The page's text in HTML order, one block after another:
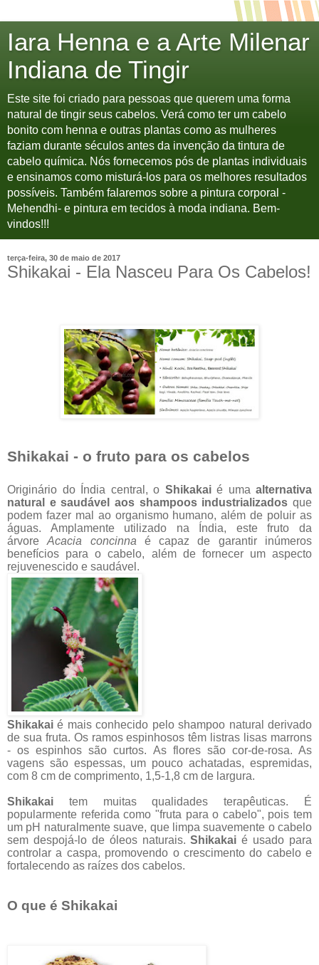
Iara Henna e a Arte Milenar
Indiana de Tingir
Este site foi criado para pessoas que querem uma forma
natural de tingir seus cabelos. Verá como ter um cabelo
bonito com henna e outras plantas como as mulheres
faziam durante séculos antes da invenção da tintura de
cabelo química. Nós fornecemos pós de plantas individuais
e ensinamos como misturá-los para os melhores resultados
possíveis. Também falaremos sobre a pintura corporal -
Mehendhi- e pintura em tecidos à moda indiana. Bem-
vindos!!!
terça-feira, 30 de maio de 2017
Shikakai - Ela Nasceu Para Os Cabelos!
Shikakai - o fruto para os cabelos
Originário do Índia central, o Shikakaié uma alternativa
natural e saudável aos shampoos industrializados que
podem fazer mal ao organismo humano, além de poluir as
águas. Amplamente utilizado na Índia, este fruto da
árvoreAcacia concinna é capaz de garantir inúmeros
benefícios para o cabelo, além de fornecer um aspecto
rejuvenescido e saudável.
Shikakai é mais conhecido pelo shampoo natural derivado
de sua fruta. Os ramos espinhosos têm listras lisas marrons
- os espinhos são curtos. As flores são cor-de-rosa. As
vagens são espessas, um pouco achatadas, espremidas,
com 8 cm de comprimento, 1,5-1,8 cm de largura.
Shikakai tem muitas qualidades terapêuticas. É
popularmente referida como "fruta para o cabelo", pois tem
um pH naturalmente suave, que limpa suavemente o cabelo
sem despojá-lo de óleos naturais.Shikakai é usado para
controlar a caspa, promovendo o crescimento do cabelo e
fortalecendo as raízes dos cabelos.
O que é Shikakai